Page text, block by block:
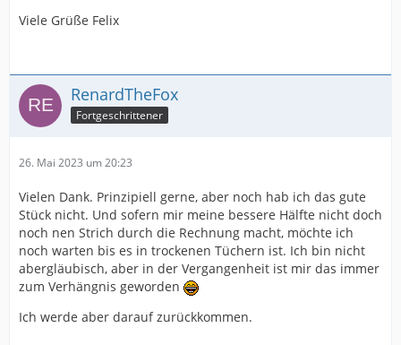
Viele Grüße Felix
RenardTheFox
Fortgeschrittener
26. Mai 2023 um 20:23
Vielen Dank. Prinzipiell gerne, aber noch hab ich das gute
Stück nicht. Und sofern mir meine bessere Hälfte nicht doch
noch nen Strich durch die Rechnung macht, möchte ich
noch warten bis es in trockenen Tüchern ist. Ich bin nicht
abergläubisch, aber in der Vergangenheit ist mir das immer
zum Verhängnis geworden
Ich werde aber darauf zurückkommen.